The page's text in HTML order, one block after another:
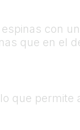
con
que en el
que permite